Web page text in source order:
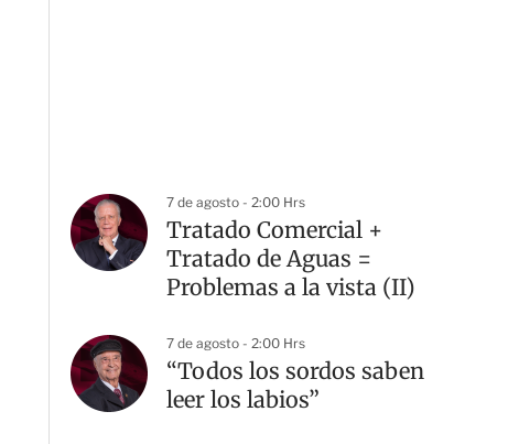
7 de agosto - 2:00 Hrs
Tratado Comercial +
Tratado de Aguas =
Problemas a la vista (II)
7 de agosto - 2:00 Hrs
“Todos los sordos saben
leer los labios”